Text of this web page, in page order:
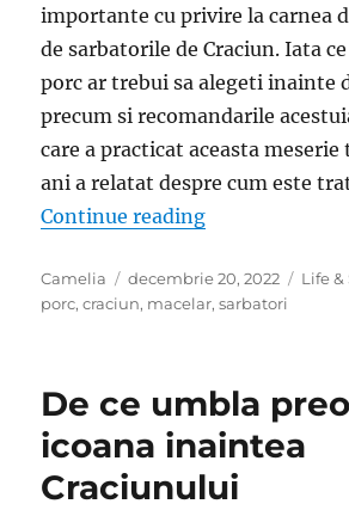
importante cu privire la carnea
de sarbatorile de Craciun. Iata
porc ar trebui sa alegeti inainte
precum si recomandarile
care a practicat aceasta meserie
ani a relatat despre cum este
Continue reading„Un macelar
Author
Camelia
Posted
on
decembrie 20, 2022 Life &
porc,craciun, macelar,sarbatori
De ce umbla
icoana inaintea
Craciunului